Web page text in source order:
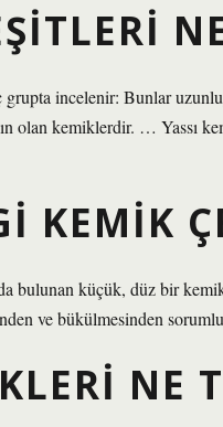
grupta incelenir: Bunlar
olan kemiklerdir. … Yassı
KEMIK
bulunan küçük, düz bir
ve bükülmesinden
NE